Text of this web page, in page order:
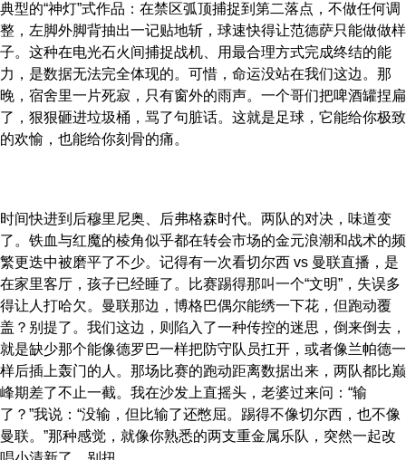
典型的“神灯”式作品：在禁区弧顶捕捉到第二落点，不做任何调
整，左脚外脚背抽出一记贴地斩，球速快得让范德萨只能做做样
子。这种在电光石火间捕捉战机、用最合理方式完成终结的能
力，是数据无法完全体现的。可惜，命运没站在我们这边。那
晚，宿舍里一片死寂，只有窗外的雨声。一个哥们把啤酒罐捏扁
了，狠狠砸进垃圾桶，骂了句脏话。这就是足球，它能给你极致
的欢愉，也能给你刻骨的痛。
时间快进到后穆里尼奥、后弗格森时代。两队的对决，味道变
了。铁血与红魔的棱角似乎都在转会市场的金元浪潮和战术的频
繁更迭中被磨平了不少。记得有一次看切尔西 vs 曼联直播，是
在家里客厅，孩子已经睡了。比赛踢得那叫一个“文明”，失误多
得让人打哈欠。曼联那边，博格巴偶尔能绣一下花，但跑动覆
盖？别提了。我们这边，则陷入了一种传控的迷思，倒来倒去，
就是缺少那个能像德罗巴一样把防守队员扛开，或者像兰帕德一
样后插上轰门的人。那场比赛的跑动距离数据出来，两队都比巅
峰期差了不止一截。我在沙发上直摇头，老婆过来问：“输
了？”我说：“没输，但比输了还憋屈。踢得不像切尔西，也不像
曼联。”那种感觉，就像你熟悉的两支重金属乐队，突然一起改